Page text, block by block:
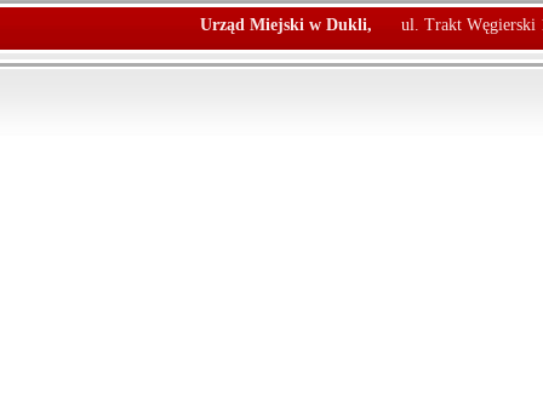
Urząd Miejski w Dukli, ul. Trakt Węgierski